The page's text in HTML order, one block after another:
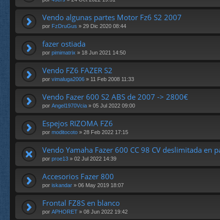
Vendo algunas partes Motor Fz6 S2 2007
por FzDruGus » 29 Dic 2020 08:44
fazer ostiada
por pimimatrix » 18 Jun 2021 14:50
Vendo FZ6 FAZER S2
por vimaluga2006 » 11 Feb 2008 11:33
Vendo Fazer 600 S2 ABS de 2007 -> 2800€
por Angel1970Vcia » 05 Jul 2022 09:00
Espejos RIZOMA FZ6
por moditocoto » 28 Feb 2022 17:15
Vendo Yamaha Fazer 600 CC 98 CV deslimitada en
por proe13 » 02 Jul 2022 14:39
Accesorios Fazer 800
por iskandar » 06 May 2019 18:07
Frontal FZ8S en blanco
por APHORET » 08 Jun 2022 19:42